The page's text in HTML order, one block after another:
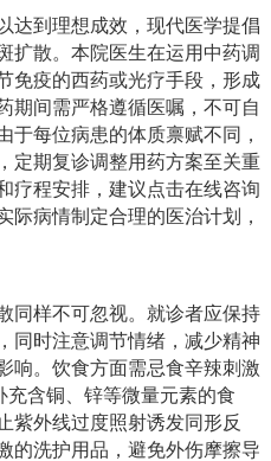
达到理想成效，现代医学提倡
扩散。本院医生在运用中药调
免疫的西药或光疗手段，形成
期间需严格遵循医嘱，不可自
于每位病患的体质禀赋不同，
定期复诊调整用药方案至关重
疗程安排，建议点击在线咨询
际病情制定合理的医治计划，
同样不可忽视。就诊者应保持
同时注意调节情绪，减少精神
响。饮食方面需忌食辛辣刺激
充含铜、锌等微量元素的食
紫外线过度照射诱发同形反
的洗护用品，避免外伤摩擦导